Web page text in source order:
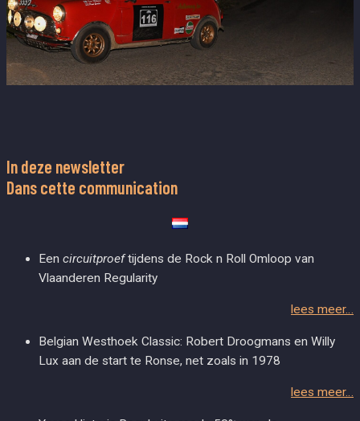
In deze newsletter
Dans cette communication
Een circuitproeftijdens de Rock n Roll Omloop van
Vlaanderen Regularity
lees meer…
Belgian Westhoek Classic: Robert Droogmans en Willy
Lux aan de start te Ronse, net zoals in 1978
lees meer…